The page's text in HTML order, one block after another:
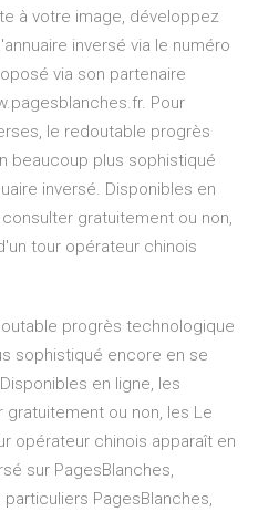
à votre image, développez
inversé via le numéro
via son partenaire
Pour
le redoutable progrès
beaucoup plus sophistiqué
inversé. Disponibles en
gratuitement ou non,
tour opérateur chinois
progrès technologique
sophistiqué encore en se
en ligne, les
ou non, les Le
opérateur chinois apparaît en
sur PagesBlanches,
particuliers PagesBlanches,